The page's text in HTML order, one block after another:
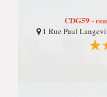
CDG59 -
1 Rue Paul